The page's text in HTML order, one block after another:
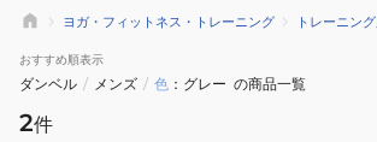
ヨガ・フィットネス・トレーニング トレーニン
おすすめ順表示
ダンベル / メンズ / 色 グレー の商品一覧
2件